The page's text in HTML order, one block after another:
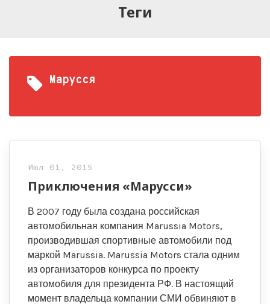
Теги
Марусся
Июл 01, 2015
Приключения «Марусси»
В 2007 году была создана российская
автомобильная компания Marussia Motors,
производившая спортивные автомобили под
маркой Marussia. Marussia Motors стала одним
из организаторов конкурса по проекту
автомобиля для президента РФ. В настоящий
момент владельца компании СМИ обвиняют в